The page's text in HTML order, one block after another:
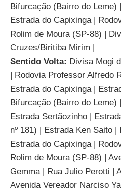
Bifurcação (Bairro do Leme)
Estrada do Capixinga |
Rolim de Moura (SP-88) |
Cruzes/Biritiba Mirim |
Sentido Volta: Divisa Mogi
| Rodovia Professor Alfredo
Estrada do Capixinga |
Bifurcação (Bairro do Leme)
Estrada Sertãozinho |
nº 181) | Estrada Ken Saito
Estrada do Capixinga |
Rolim de Moura (SP-88) |
Gemma | Rua Julio Perotti |
Avenida Vereador Narciso